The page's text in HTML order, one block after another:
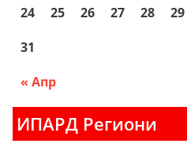
« Апр
24
25 26 27 28 29
31
ИПАРД Региони